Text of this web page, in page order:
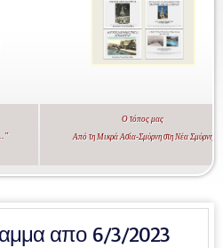
Ο τόπος μας
Από τη Μικρά Ασία-Σμύρνη στη Νέα Σμύρνη
απο 6/3/2023